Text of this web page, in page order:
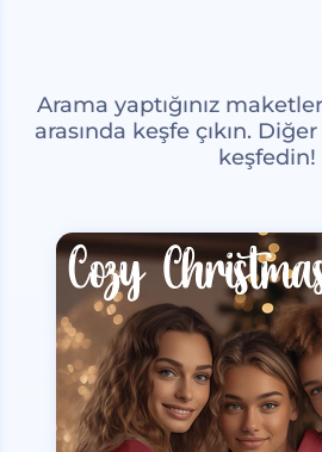
Arama yaptığınız
arasında keşfe çıkın.
keşfedin!